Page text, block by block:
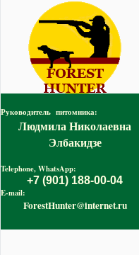
Руководитель питомника:
Людмила Николаевна
Элбакидзе
Telephone, WhatsApp:
+7 (901) 188-00-04
E-mail:
ForestHunter@internet.ru